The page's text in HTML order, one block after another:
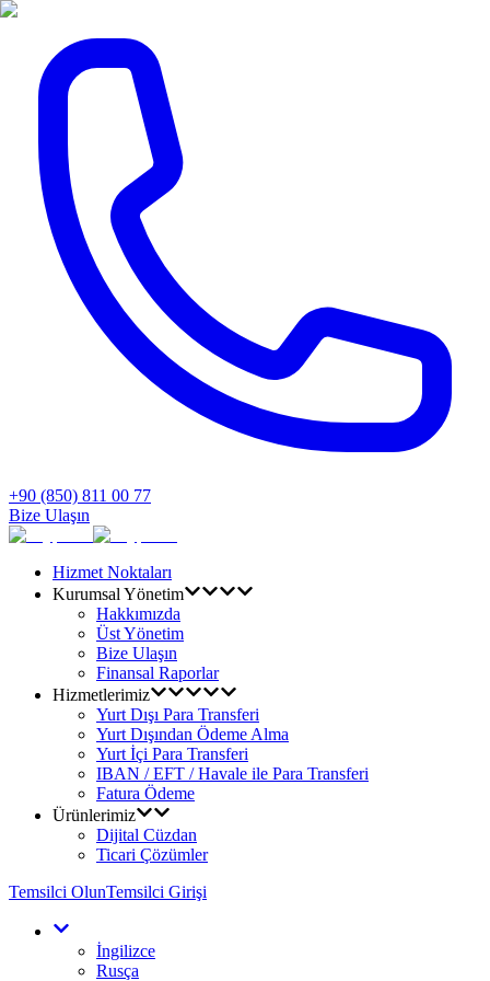
+90 (850) 811 00 77
Bize Ulaşın
Hizmet Noktaları
Kurumsal Yönetim
Hakkımızda
Üst Yönetim
Bize Ulaşın
Finansal Raporlar
Hizmetlerimiz
Yurt Dışı Para Transferi
Yurt Dışından Ödeme Alma
Yurt İçi Para Transferi
IBAN / EFT / Havale ile Para Transferi
Fatura Ödeme
Ürünlerimiz
Dijital Cüzdan
Ticari Çözümler
Temsilci OlunTemsilci Girişi
İngilizce
Rusça